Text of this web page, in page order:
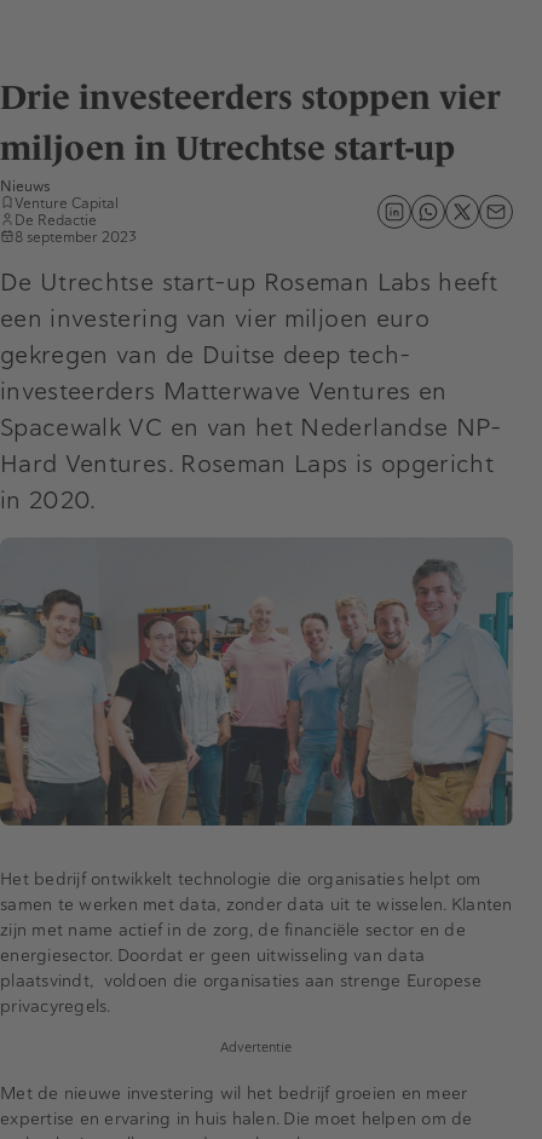
Drie investeerders stoppen vier
miljoen in Utrechtse start-up
Nieuws
Venture Capital
De Redactie
8 september 2023
De Utrechtse start-up Roseman Labs heeft
een investering van vier miljoen euro
gekregen van de Duitse deep tech-
investeerders Matterwave Ventures en
Spacewalk VC en van het Nederlandse NP-
Hard Ventures. Roseman Laps is opgericht
in 2020.
Het bedrijf ontwikkelt technologie die organisaties helpt om
samen te werken met data, zonder data uit te wisselen. Klanten
zijn met name actief in de zorg, de financiële sector en de
energiesector. Doordat er geen uitwisseling van data
plaatsvindt, voldoen die organisaties aan strenge Europese
privacyregels.
Advertentie
Met de nieuwe investering wil het bedrijf groeien en meer
expertise en ervaring in huis halen. Die moet helpen om de